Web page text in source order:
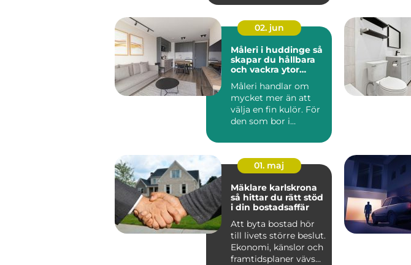
Taket är huset...
02. jun
Måleri i huddinge så
skapar du hållbara
och vackra ytor
Måleri handlar om
mycket mer än att
välja en fin kulör. För
den som bor i
klimat, hu...
01. maj
Mäklare karlskrona
så hittar du rätt stöd
i din bostadsaffär
Att byta bostad hör
till livets större beslut.
Ekonomi, känslor och
framtidsplaner vävs